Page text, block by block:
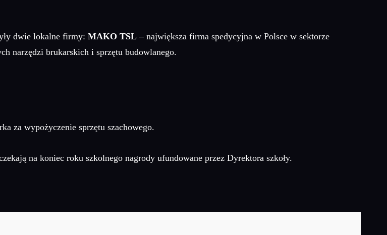
dwie lokalne firmy: MAKO TSL – największa firma spedycyjna w Polsce w sektorze
narzędzi brukarskich i sprzętu budowlanego.
za wypożyczenie sprzętu szachowego.
na koniec roku szkolnego nagrody ufundowane przez Dyrektora szkoły.